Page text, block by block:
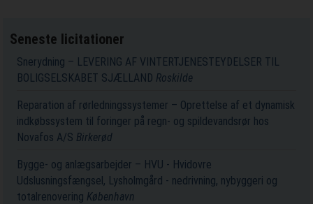
Seneste licitationer
Snerydning – LEVERING AF VINTERTJENESTEYDELSER TIL
BOLIGSELSKABET SJÆLLAND Roskilde
Reparation af rørledningssystemer – Oprettelse af et dynamisk
indkøbssystem til foringer på regn- og spildevandsrør hos
Novafos A/S Birkerød
Bygge- og anlægsarbejder – HVU - Hvidovre
Udslusningsfængsel, Lysholmgård - nedrivning, nybyggeri og
totalrenovering København